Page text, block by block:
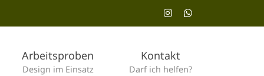
InstagramWhatsApp
Arbeitsproben
Design im Einsatz
Kontakt
Darf ich helfen?